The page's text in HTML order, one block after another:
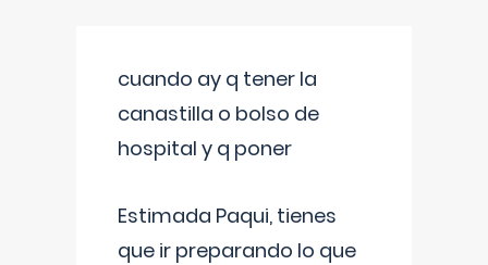
cuando ay q tener la
canastilla o bolso de
hospital y q poner
Estimada Paqui, tienes
que ir preparando lo que